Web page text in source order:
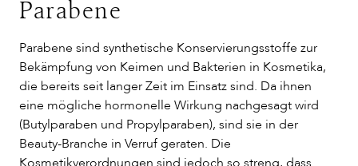
Parabene
Parabene sind synthetische Konservierungsstoffe zur
Bekämpfung von Keimen und Bakterien in Kosmetika,
die bereits seit langer Zeit im Einsatz sind. Da ihnen
eine mögliche hormonelle Wirkung nachgesagt wird
(Butylparaben und Propylparaben), sind sie in der
Beauty-Branche in Verruf geraten. Die